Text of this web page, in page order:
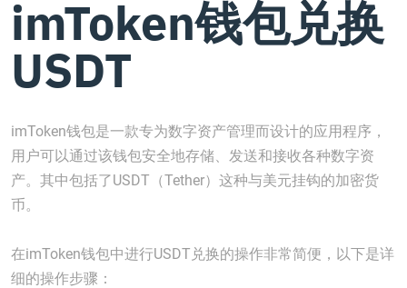
imToken钱包兑换
USDT
imToken钱包是一款专为数字资产管理而设计的应用程序，
用户可以通过该钱包安全地存储、发送和接收各种数字资
产。其中包括了USDT（Tether）这种与美元挂钩的加密货
币。
在imToken钱包中进行USDT兑换的操作非常简便，以下是详
细的操作步骤：